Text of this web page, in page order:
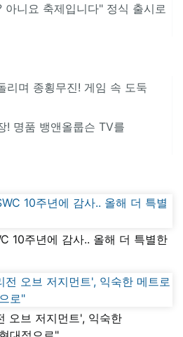
니요 축제입니다" 정식 출시로
리며 종횡무진! 게임 속 도둑
! 명품 뱅앤올룹슨 TV를
10주년에 감사.. 올해 더 특별한
오브 저지먼트', 익숙한